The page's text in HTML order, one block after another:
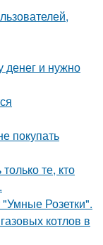
денег и нужно
покупать
те, кто
Розетки".
котлов в